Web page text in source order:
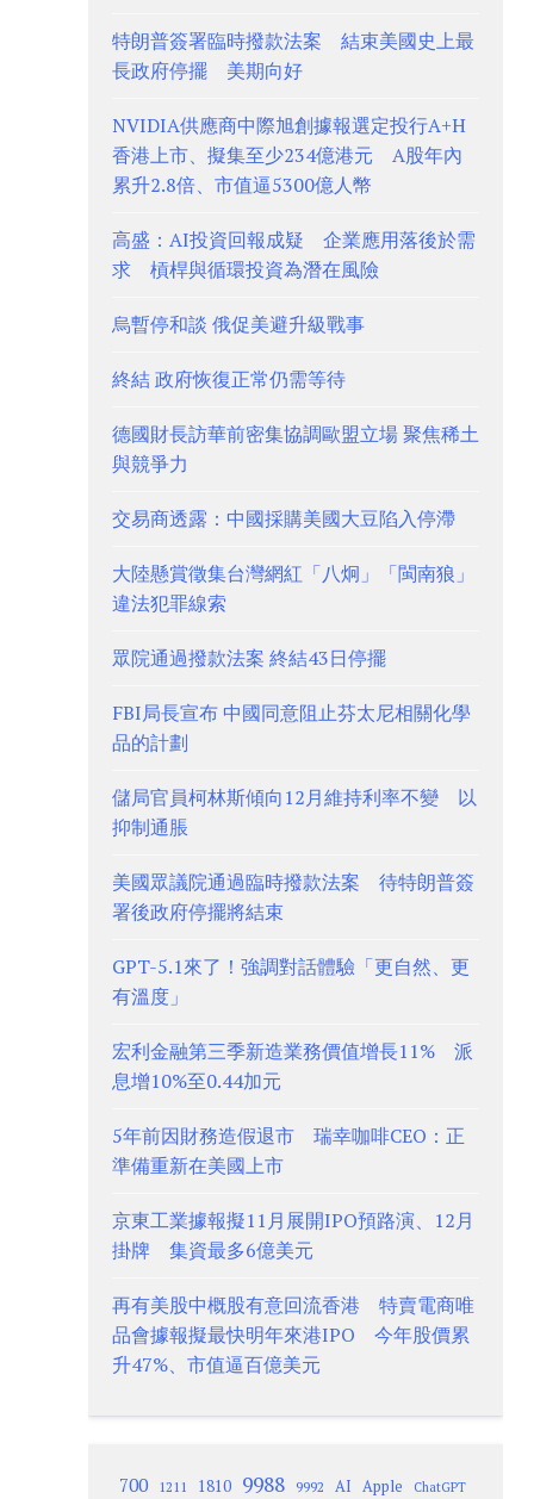
特朗普簽署臨時撥款法案 結束美國史上最
長政府停擺 美期向好
NVIDIA供應商中際旭創據報選定投行A+H
香港上市、擬集至少234億港元 A股年內
累升2.8倍、市值逼5300億人幣
高盛：AI投資回報成疑 企業應用落後於需
求 槓桿與循環投資為潛在風險
烏暫停和談 俄促美避升級戰事
終結 政府恢復正常仍需等待
德國財長訪華前密集協調歐盟立場 聚焦稀土
與競爭力
交易商透露：中國採購美國大豆陷入停滯
大陸懸賞徵集台灣網紅「八炯」「閩南狼」
違法犯罪線索
眾院通過撥款法案 終結43日停擺
FBI局長宣布 中國同意阻止芬太尼相關化學
品的計劃
儲局官員柯林斯傾向12月維持利率不變 以
抑制通脹
美國眾議院通過臨時撥款法案 待特朗普簽
署後政府停擺將結束
GPT-5.1來了！強調對話體驗「更自然、更
有溫度」
宏利金融第三季新造業務價值增長11% 派
息增10%至0.44加元
5年前因財務造假退市 瑞幸咖啡CEO：正
準備重新在美國上市
京東工業據報擬11月展開IPO預路演、12月
掛牌 集資最多6億美元
再有美股中概股有意回流香港 特賣電商唯
品會據報擬最快明年來港IPO 今年股價累
升47%、市值逼百億美元
700 1211 1810 9988 9992 AI Apple ChatGPT